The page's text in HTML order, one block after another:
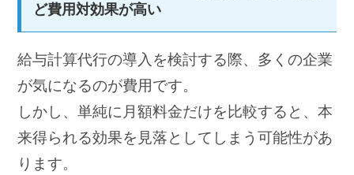
ど費用対効果が高い
給与計算代行の導入を検討する際、多くの企業
が気になるのが費用です。
しかし、単純に月額料金だけを比較すると、本
来得られる効果を見落としてしまう可能性があ
ります。